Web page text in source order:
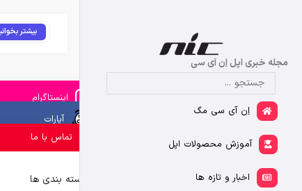
مجله خبری اپل اِن آی سی
اِن آی سی مگ
آموزش محصولات اپل
اخبار و تازه ها
بیشتر
اینستاگرام
آپارات
تماس با ما
دسته بندی ها